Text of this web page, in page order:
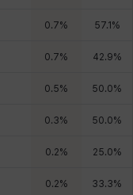
0.7% 57.1 %
0.7% 42.9%
0.5% 50.0%
0.3% 50.0%
0.2% 25.0%
0.2% 33.3%